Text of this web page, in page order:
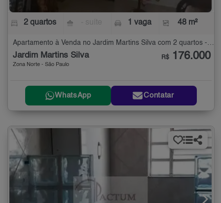
2 quartos 1 vaga 48 m²
Apartamento à Venda no Jardim Martins Silva com 2 quartos - 48 m²
Jardim Martins Silva
Zona Norte - São Paulo
R$ 176.000
WhatsApp Contatar